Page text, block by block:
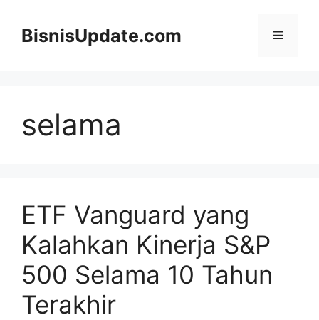
BisnisUpdate.com Menu
selama
ETF Vanguard yang
Kalahkan Kinerja S&P
500 Selama 10 Tahun
Terakhir